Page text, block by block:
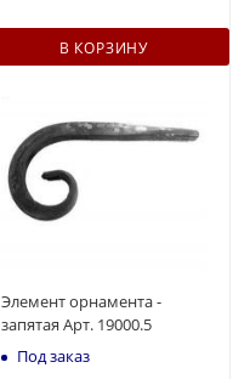
В КОРЗИНУ
Элемент орнамента -
запятая Арт. 19000.5
Под заказ